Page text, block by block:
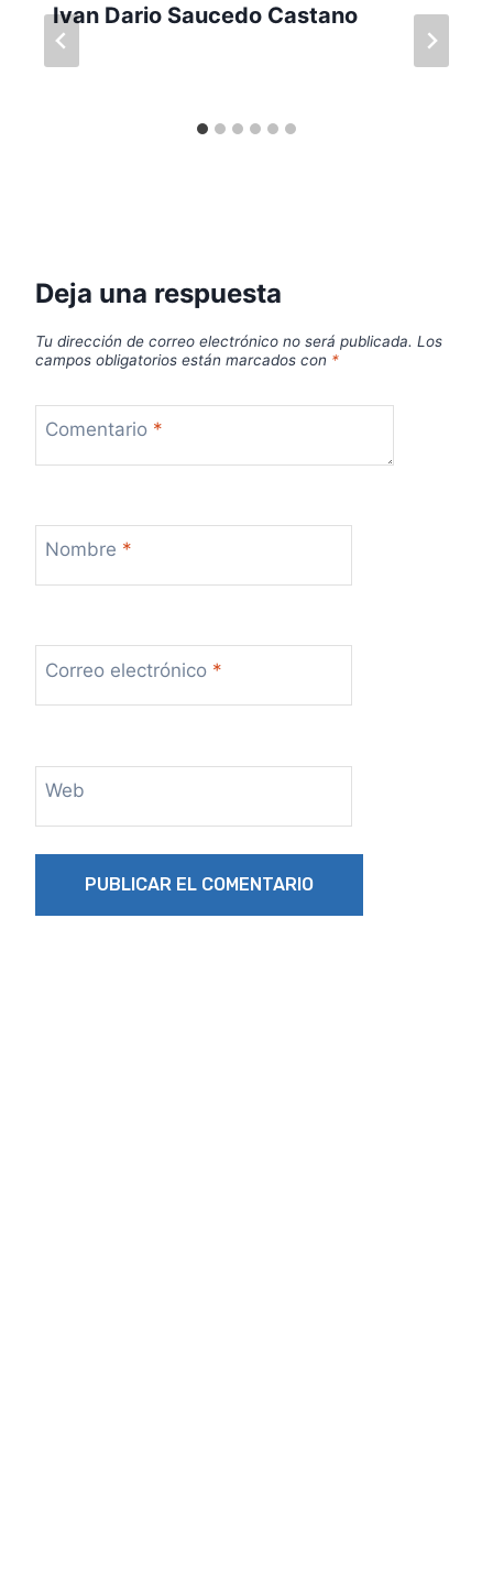
Ivan Dario Saucedo Castano
Deja una respuesta
Tu dirección de correo electrónico no será publicada. Los
campos obligatorios están marcados con *
Comentario *
Nombre *
Correo electrónico *
Web